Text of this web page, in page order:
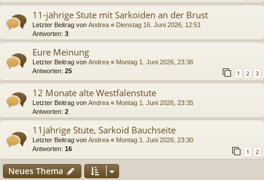
11-jährige Stute mit Sarkoiden an der Brust
Letzter Beitrag von Andrea « Dienstag 16. Juni 2026, 12:51
Antworten: 3
Eure Meinung
Letzter Beitrag von Andrea « Montag 1. Juni 2026, 23:36
Antworten: 25 1 2 3
12 Monate alte Westfalenstute
Letzter Beitrag von Andrea « Montag 1. Juni 2026, 23:35
Antworten: 2
11jährige Stute, Sarkoid Bauchseite
Letzter Beitrag von Andrea « Montag 1. Juni 2026, 23:30
Antworten: 16 1 2
Neues Thema